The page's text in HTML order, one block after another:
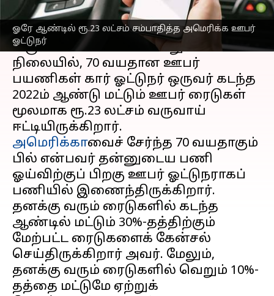
ஓரே ஆண்டில் ரூ.23 லட்சம் சம்பாதித்த அமெரிக்க ஊபர்
ஓட்டுநர்
செய்தி முன்னோட்டம்
ஓலாமற்றும் ஊபர் ஓட்டுநர்கள் அதிக
வருவாயில்லை எனக் கூறும்
நிலையில், 70 வயதான ஊபர்
பயணிகள் கார் ஓட்டுநர் ஒருவர் கடந்த
2022ம் ஆண்டு மட்டும் ஊபர் ரைடுகள்
மூலமாக ரூ.23 லட்சம் வருவாய்
அமெரிக்காவைச் சேர்ந்த 70 வயதாகும்
பில் என்பவர் தன்னுடைய பணி
ஓய்விற்குப் பிறகு ஊபர் ஓட்டுநராகப்
பணியில் இணைந்திருக்கிறார்.
தனக்கு வரும் ரைடுகளில் கடந்த
ஆண்டில் மட்டும் 30%-தத்திற்கும்
மேற்பட்ட ரைடுகளைக் கேன்சல்
செய்திருக்கிறார் அவர். மேலும்,
தனக்கு வரும் ரைடுகளில் வெறும் 10%-
தத்தை மட்டுமே ஏற்றுக்